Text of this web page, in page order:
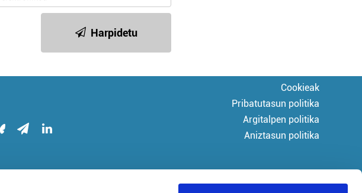
Harpidetu
Cookieak
Pribatutasun politika
Argitalpen politika
Aniztasun politika